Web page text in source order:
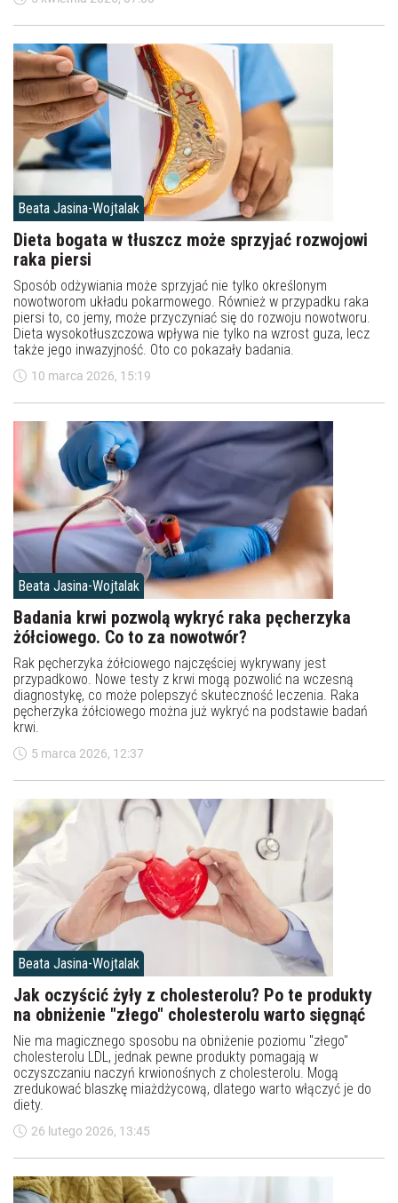
Beata Jasina-Wojtalak
Dieta bogata w tłuszcz może sprzyjać rozwojowi
raka piersi
Sposób odżywiania może sprzyjać nie tylko określonym
nowotworom układu pokarmowego. Również w przypadku raka
piersi to, co jemy, może przyczyniać się do rozwoju nowotworu.
Dieta wysokotłuszczowa wpływa nie tylko na wzrost guza, lecz
także jego inwazyjność. Oto co pokazały badania.
10 marca 2026, 15:19
Beata Jasina-Wojtalak
Badania krwi pozwolą wykryć raka pęcherzyka
żółciowego. Co to za nowotwór?
Rak pęcherzyka żółciowego najczęściej wykrywany jest
przypadkowo. Nowe testy z krwi mogą pozwolić na wczesną
diagnostykę, co może polepszyć skuteczność leczenia. Raka
pęcherzyka żółciowego można już wykryć na podstawie badań
krwi.
5 marca 2026, 12:37
Beata Jasina-Wojtalak
Jak oczyścić żyły z cholesterolu? Po te produkty
na obniżenie "złego" cholesterolu warto sięgnąć
Nie ma magicznego sposobu na obniżenie poziomu "złego"
cholesterolu LDL, jednak pewne produkty pomagają w
oczyszczaniu naczyń krwionośnych z cholesterolu. Mogą
zredukować blaszkę miażdżycową, dlatego warto włączyć je do
diety.
26 lutego 2026, 13:45